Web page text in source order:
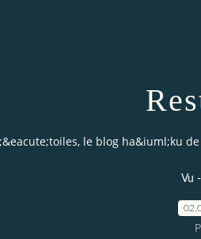
le blog ha&iuml;ku
Vu